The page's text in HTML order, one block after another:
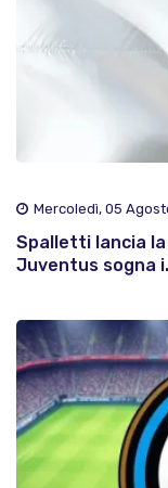
Mercoledì, 05
Spalletti lancia la
Juventus sogna